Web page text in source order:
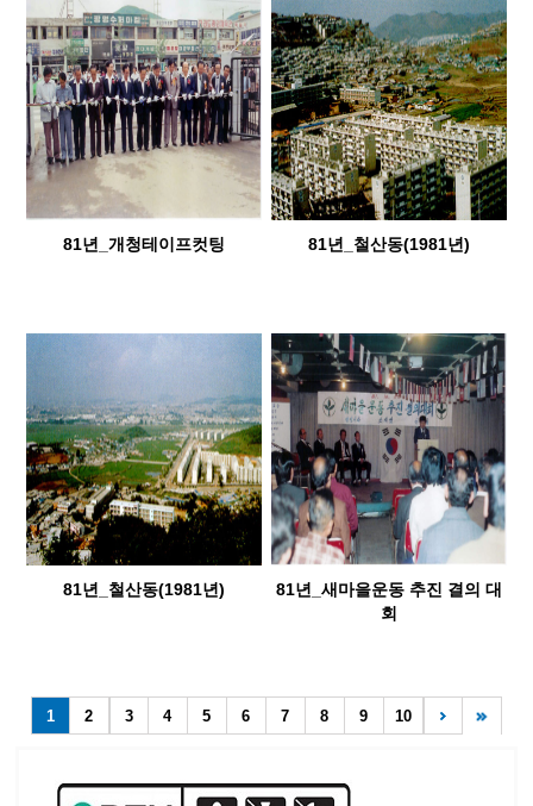
81년_개청테이프컷팅 81년_철산동(1981년)
81년_철산동(1981년)
81년_새마을운동 추진 결의 대
회
1 2 3 4 5 6 7 8 9 10